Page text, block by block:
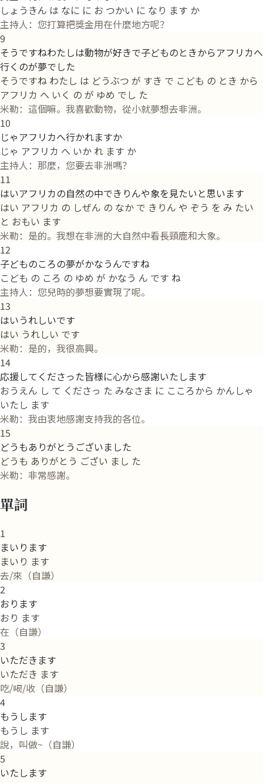
しょうきん は なに に お つかい に なり ます か
主持人：您打算把獎金用在什麼地方呢？
9
そうですねわたしは動物が好きで子どものときからアフリカへ
行くのが夢でした
そうですね わたし は どうぶつ が すき で こども の とき から
アフリカ へ いく の が ゆめ でし た
米勒：這個嘛。我喜歡動物，從小就夢想去非洲。
10
じゃアフリカへ行かれますか
じゃ アフリカ へ いか れ ます か
主持人：那麼，您要去非洲嗎？
11
はいアフリカの自然の中できりんや象を見たいと思います
はい アフリカ の しぜん の なか で きりん や ぞう を み たい
と おもい ます
米勒：是的。我想在非洲的大自然中看長頸鹿和大象。
12
子どものころの夢がかなうんですね
こども の ころ の ゆめ が かなう ん です ね
主持人：您兒時的夢想要實現了呢。
13
はいうれしいです
はい うれしい です
米勒：是的，我很高興。
14
応援してくださった皆様に心から感謝いたします
おうえん し て くださっ た みなさま に こころから かんしゃ
いたし ます
米勒：我由衷地感謝支持我的各位。
15
どうもありがとうございました
どうも ありがとう ござい まし た
米勒：非常感謝。
單詞
1
まいります
まいり ます
去/來（自謙）
2
おります
おり ます
在（自謙）
3
いただきます
いただき ます
吃/喝/收（自謙）
4
もうします
もうし ます
說，叫做~（自謙）
5
いたします